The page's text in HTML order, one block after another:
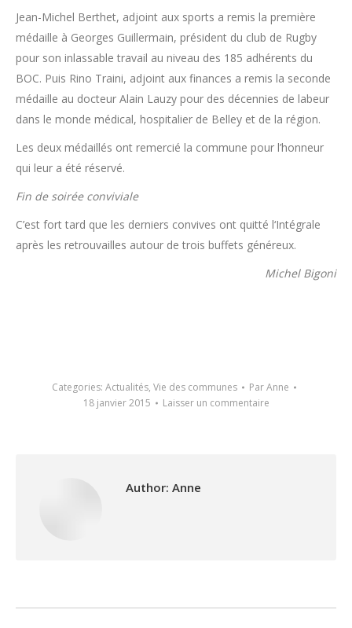
Jean-Michel Berthet, adjoint aux sports a remis la première
médaille à Georges Guillermain, président du club de Rugby
pour son inlassable travail au niveau des 185 adhérents du
BOC. Puis Rino Traini, adjoint aux finances a remis la seconde
médaille au docteur Alain Lauzy pour des décennies de labeur
dans le monde médical, hospitalier de Belley et de la région.
Les deux médaillés ont remercié la commune pour l’honneur
qui leur a été réservé.
Fin de soirée conviviale
C’est fort tard que les derniers convives ont quitté l‘Intégrale
après les retrouvailles autour de trois buffets généreux.
Michel Bigoni
Categories: Actualités, Vie des communes ParAnne
18 janvier 2015
Laisser un commentaire
Author: Anne